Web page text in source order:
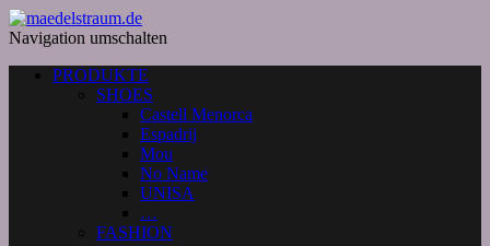
Navigation umschalten
PRODUKTE
SHOES
Castell Menorca
Espadrij
Mou
No Name
UNISA
…
FASHION